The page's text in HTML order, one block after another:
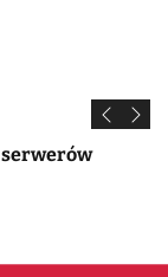
serwerów